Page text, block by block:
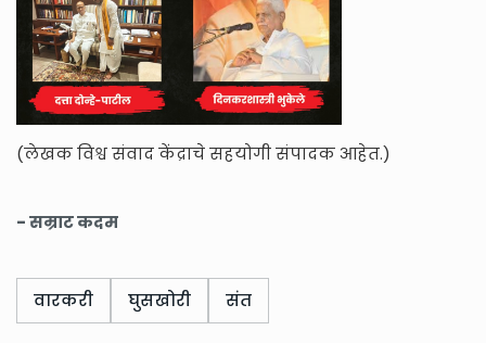
(लेखक विश्व संवाद केंद्राचे सहयोगी संपादक आहेत.)
- सम्राट कदम
वारकरी घुसखोरी संत